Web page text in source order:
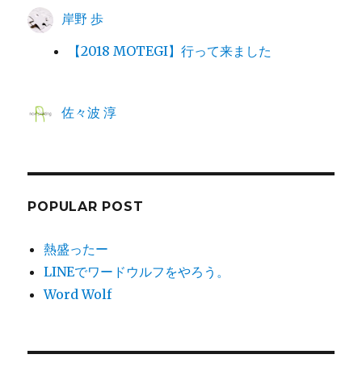
岸野 歩
【2018 MOTEGI】行って来ました
佐々波 淳
POPULAR POST
熱盛ったー
LINEでワードウルフをやろう。
Word Wolf